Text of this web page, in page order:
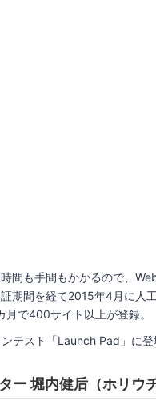
間も手間もかかるので、
期間を経て2015年4月に人
で400サイト以上が登録。
テスト「Launch Pad」に登
ー 堀内健后（ホリウ